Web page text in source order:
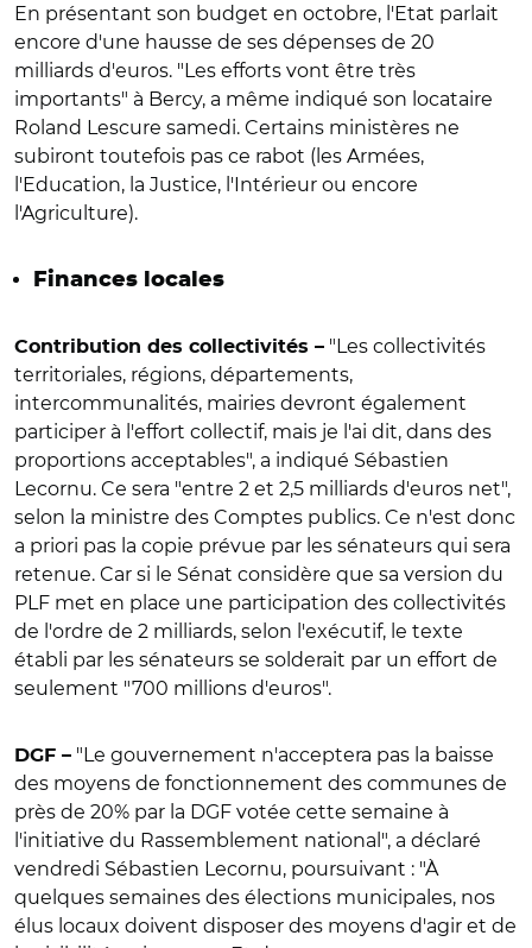
En présentant son budget en octobre, l'Etat parlait
encore d'une hausse de ses dépenses de 20
milliards d'euros. "Les efforts vont être très
importants" à Bercy, a même indiqué son locataire
Roland Lescure samedi. Certains ministères ne
subiront toutefois pas ce rabot (les Armées,
l'Education, la Justice, l'Intérieur ou encore
l'Agriculture).
Finances locales
Contribution des collectivités – "Les collectivités
territoriales, régions, départements,
intercommunalités, mairies devront également
participer à l'effort collectif, mais je l'ai dit, dans des
proportions acceptables", a indiqué Sébastien
Lecornu. Ce sera "entre 2 et 2,5 milliards d'euros net",
selon la ministre des Comptes publics. Ce n'est donc
a priori pas la copie prévue par les sénateurs qui sera
retenue. Car si le Sénat considère que sa version du
PLF met en place une participation des collectivités
de l'ordre de 2 milliards, selon l'exécutif, le texte
établi par les sénateurs se solderait par un effort de
seulement "700 millions d'euros".
DGF – "Le gouvernement n'acceptera pas la baisse
des moyens de fonctionnement des communes de
près de 20% par la DGF votée cette semaine à
l'initiative du Rassemblement national ", a déclaré
vendredi Sébastien Lecornu, poursuivant : "À
quelques semaines des élections municipales, nos
élus locaux doivent disposer des moyens d'agir et de